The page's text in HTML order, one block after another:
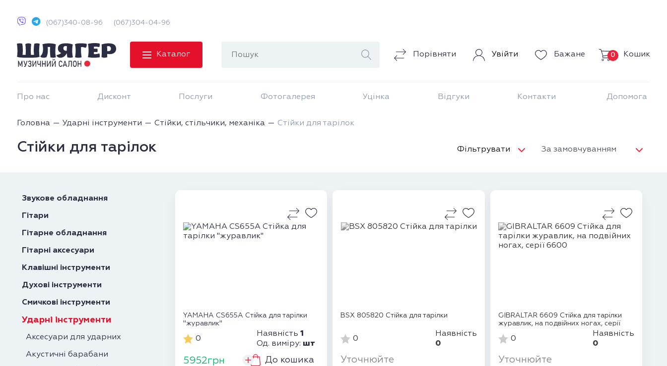
(067)340-08-96 (067)304-04-96
Каталог Порівняти Увійти Бажане Кошик
0
Про нас Дисконт Послуги Фотогалерея Уцінка Відгуки Контакти Допомога
Головна Ударні інструменти Стійки, стільчики, механіка Стійки для тарілок
Стійки для тарілок Фільтрувати
Звукове обладнання
Гітари
Гітарне обладнання
Гітарні аксесуари
Клавішні інструменти
Духові інструменти
Смичкові інструменти
Ударні інструменти
Аксесуари для ударних
Акустичні барабани
YAMAHA CS655A Стійка для тарілки
"журавлик"
0
Наявність1
Од. виміру: шт
5952грн До кошика
BSX 805820 Стійка для тарілки
0
Наявність
0
Уточнюйте
GIBRALTAR 6609 Стійка для тарілки
журавлик, на подвійних ногах, серії
0
Наявність
0
Уточнюйте